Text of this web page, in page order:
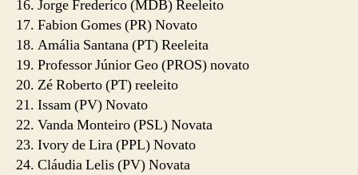
16. Jorge Frederico (MDB) Reeleito
17. Fabion Gomes (PR) Novato
18. Amália Santana (PT) Reeleita
19. Professor Júnior Geo (PROS) novato
20. Zé Roberto (PT) reeleito
21. Issam (PV) Novato
22. Vanda Monteiro (PSL) Novata
23. Ivory de Lira (PPL) Novato
24. Cláudia Lelis (PV) Novata